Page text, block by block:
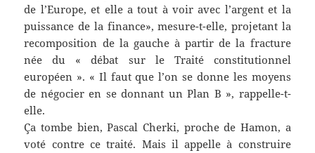
de l’Europe, et elle a tout à voir avec l’argent et la
puissance de la finance», mesure-t-elle, projetant la
recomposition de la gauche à partir de la fracture
née du « débat sur le Traité constitutionnel
européen ». « Il faut que l’on se donne les moyens
de négocier en se donnant un Plan B », rappelle-t-
elle.
Ça tombe bien, Pascal Cherki, proche de Hamon, a
voté contre ce traité. Mais il appelle à construire